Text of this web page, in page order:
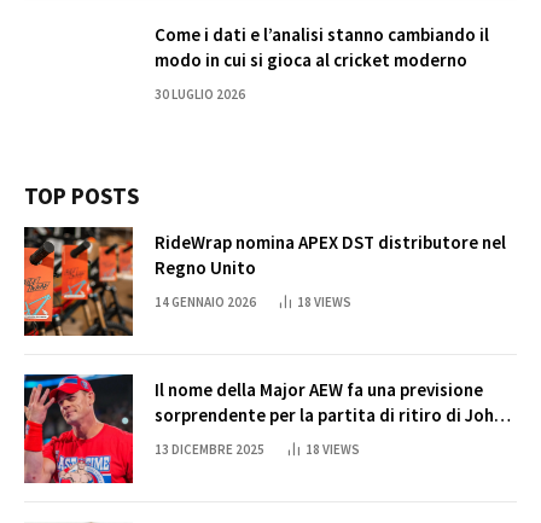
Come i dati e l’analisi stanno cambiando il
modo in cui si gioca al cricket moderno
30 LUGLIO 2026
TOP POSTS
RideWrap nomina APEX DST distributore nel
Regno Unito
14 GENNAIO 2026 18 VIEWS
Il nome della Major AEW fa una previsione
sorprendente per la partita di ritiro di John
Cena
13 DICEMBRE 2025 18 VIEWS